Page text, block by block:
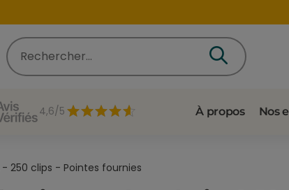
4,6/5 À propos Nos
250 clips - Pointes fournies